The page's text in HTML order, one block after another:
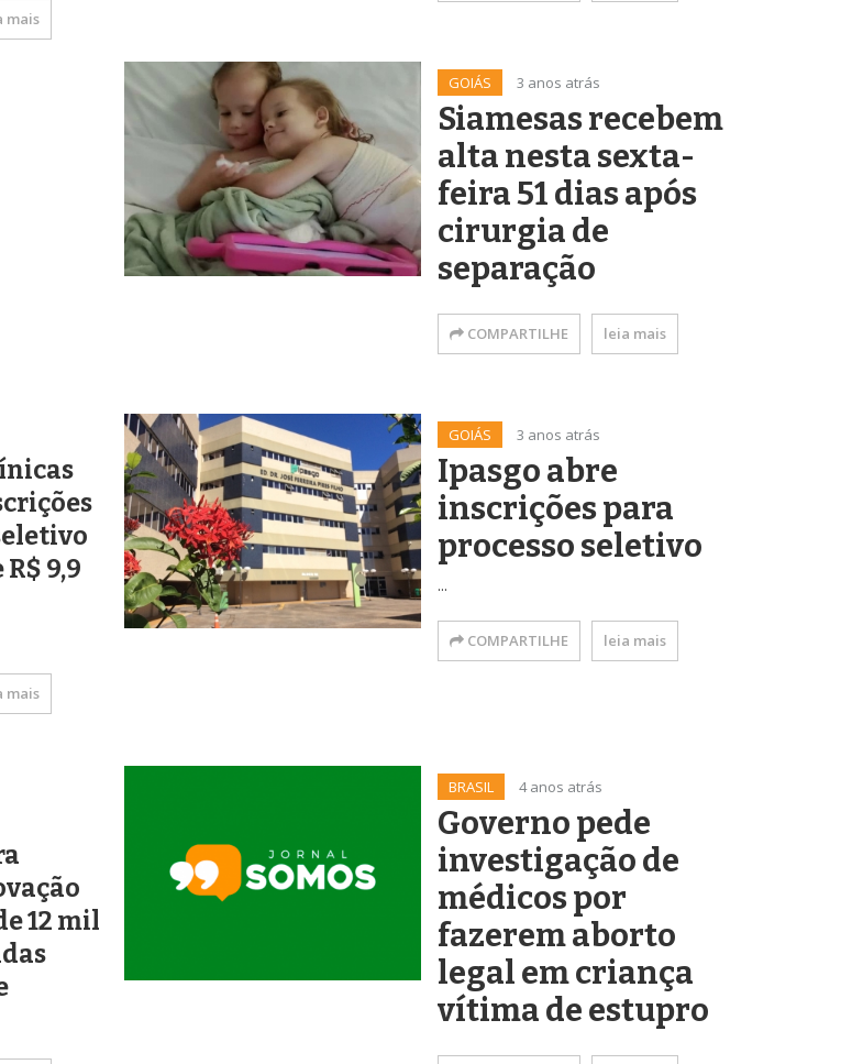
mais
GOIÁS 3 anos atrás
Siamesas recebem
alta nesta sexta-
feira 51 dias após
cirurgia de
separação
COMPARTILHE leia mais
9,9
mais
GOIÁS 3 anos atrás
Ipasgo abre
inscrições para
processo seletivo
...
COMPARTILHE leia mais
12 mil
BRASIL 4 anos atrás
Governo pede
investigação de
médicos por
fazerem aborto
legal em criança
vítima de estupro